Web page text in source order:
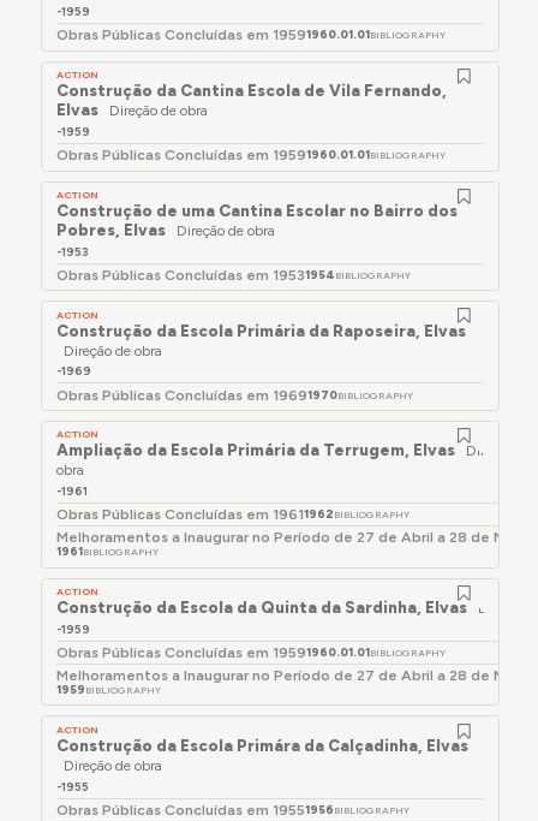
Direcção das Construções Escolares do Sul
(segundo pesquisa rápida no Google onde
apareceram resultados do Diário da República).
Em Julho de 1978 surge como vereador na Câmara
Municipal de Évora, segundo ata de reunião
encontrada em pesquisa rápida no Google.
Irmão de João Raul da Veiga Neves David (1919-
1999), arquiteto.
-1959
Obras Públicas Concluídas em 19591960.01.01 BIBLIOGRAPHY
ACTION
Construção da Cantina Escola de Vila Fernando,
Elvas
Direção de obra
-1959
Obras Públicas Concluídas em 19591960.01.01BIBLIOGRAPHY
ACTION
Construção de uma Cantina Escolar no Bairro dos
Pobres, Elvas
Direção de obra
-1953
Obras Públicas Concluídas em 19531954 BIBLIOGRAPHY
ACTION
Construção da Escola Primária da Raposeira, Elvas
Direção de obra
-1969
Obras Públicas Concluídas em 19691970BIBLIOGRAPHY
ACTION
Ampliação da Escola Primária da Terrugem, Elvas Direção de
obra
-1961
Obras Públicas Concluídas em 19611962 BIBLIOGRAPHY
Melhoramentos a Inaugurar no Período de 27 de Abril a 28 de Maio
1961BIBLIOGRAPHY
ACTION
Construção da Escola da Quinta da Sardinha, Elvas Direção
-1959
Obras Públicas Concluídas em 19591960.01.01BIBLIOGRAPHY
Melhoramentos a Inaugurar no Período de 27 de Abril a 28 de Maio
1959 BIBLIOGRAPHY
ACTION
Construção da Escola Primára da Calçadinha, Elvas
Direção de obra
-1955
Obras Públicas Concluídas em 19551956 BIBLIOGRAPHY